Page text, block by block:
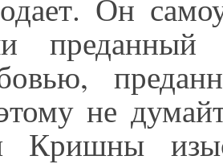
не
Кришны